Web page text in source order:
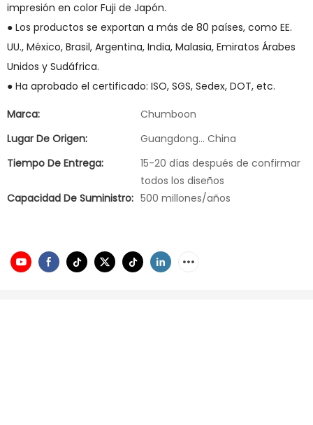
impresión en color Fuji de Japón.
● Los productos se exportan a más de 80 países, como EE.
UU., México, Brasil, Argentina, India, Malasia, Emiratos Árabes
Unidos y Sudáfrica.
● Ha aprobado el certificado: ISO, SGS, Sedex, DOT, etc.
Marca:
Chumboon
Lugar De Origen:
Guangdong... China
Tiempo De Entrega:
15-20 días después de confirmar
todos los diseños
Capacidad De Suministro: 500 millones/años